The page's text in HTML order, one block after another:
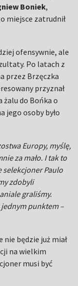
Boniek,
miejsce zatrudnił
ofensywnie, ale
Po latach z
przez Brzęczka
przyznał
żalu do Bońka o
jego osoby było
Europy, myślę,
za mało. I tak to
selekcjoner Paulo
zdobyli
graliśmy.
jednym punktem –
nie będzie już miał
na wielkim
musi być